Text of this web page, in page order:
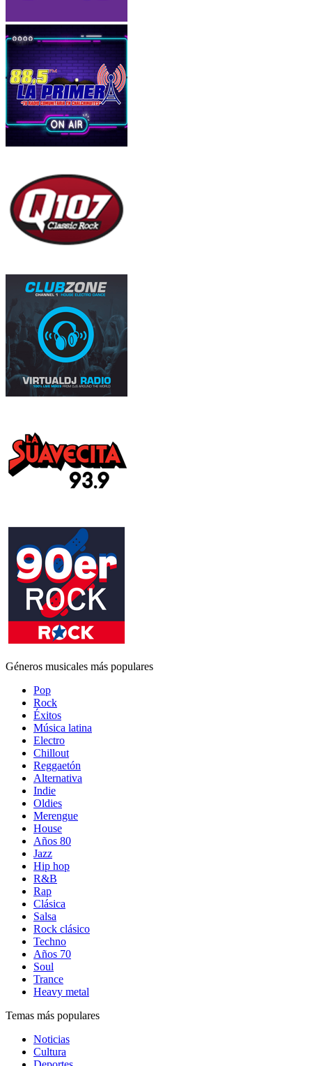
Géneros musicales más populares
Pop
Rock
Éxitos
Música latina
Electro
Chillout
Reggaetón
Alternativa
Indie
Oldies
Merengue
House
Años 80
Jazz
Hip hop
R&B
Rap
Clásica
Salsa
Rock clásico
Techno
Años 70
Soul
Trance
Heavy metal
Temas más populares
Noticias
Cultura